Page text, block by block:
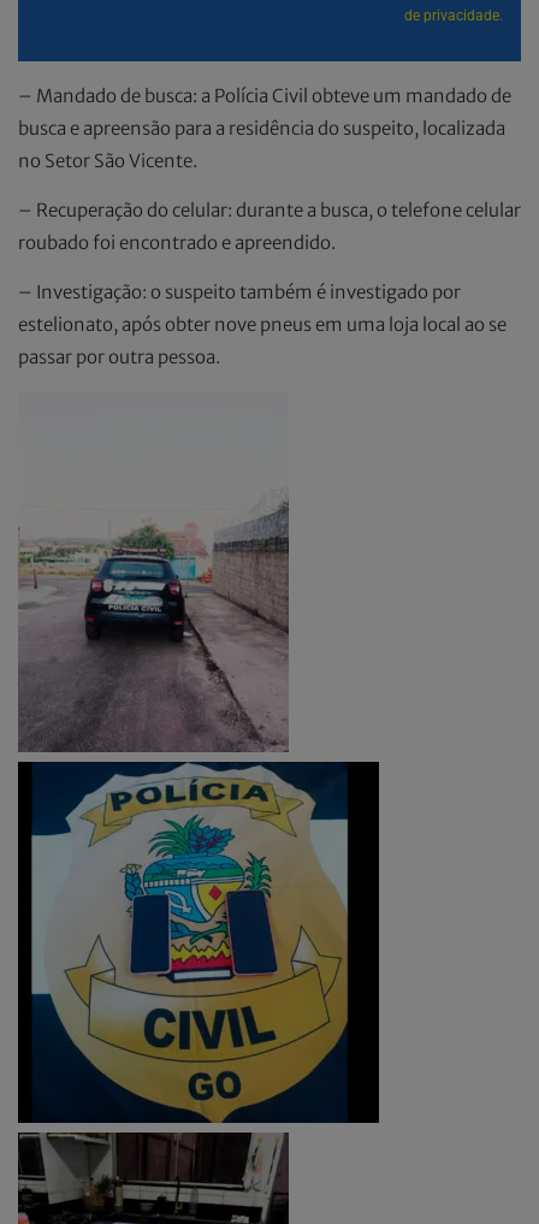
de privacidade.
– Mandado de busca: a Polícia Civil obteve um mandado de
busca e apreensão para a residência do suspeito, localizada
no Setor São Vicente.
– Recuperação do celular: durante a busca, o telefone celular
roubado foi encontrado e apreendido.
– Investigação: o suspeito também é investigado por
estelionato, após obter nove pneus em uma loja local ao se
passar por outra pessoa.